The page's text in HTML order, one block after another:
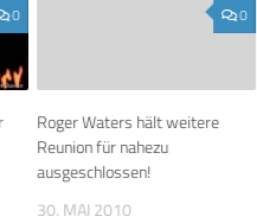
0
Roger Waters hält weitere
Reunion für nahezu
ausgeschlossen!
30. MAI 2010
0